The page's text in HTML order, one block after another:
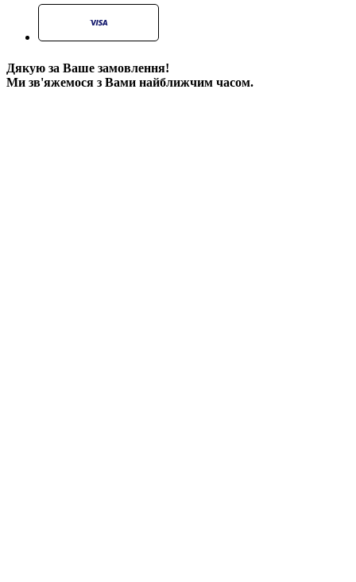
Дякую за Ваше замовлення!
Ми зв'яжемося з Вами найближчим часом.